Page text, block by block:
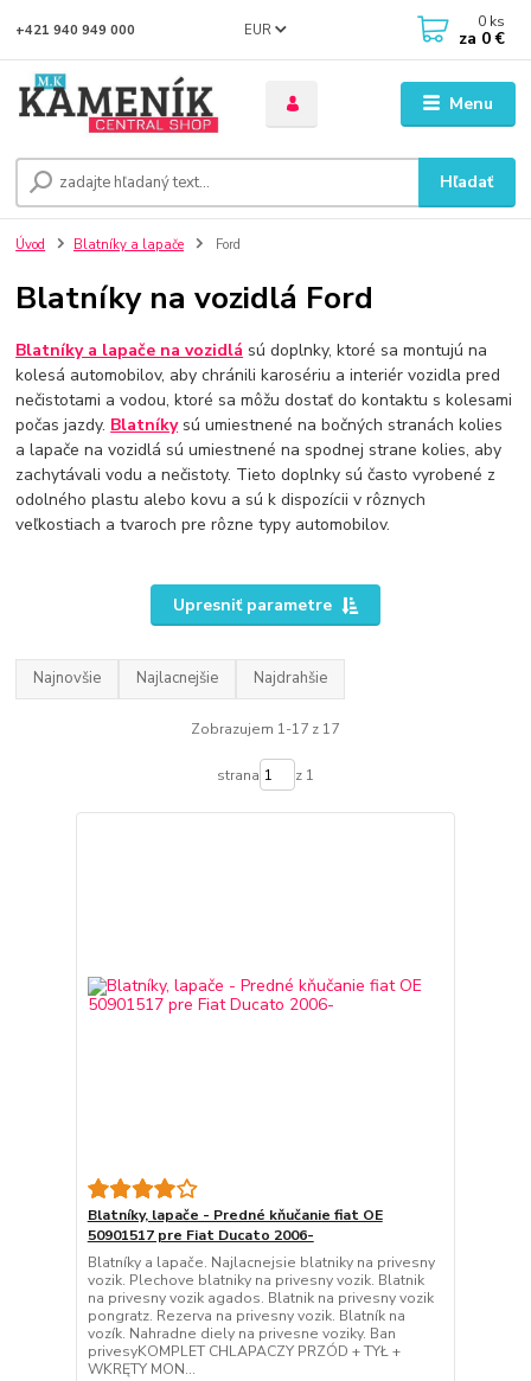
Menu
EUR
Hľadať
+421 940 949 000 0 ks
za 0 €
Úvod Blatníky a lapače Ford
Blatníky na vozidlá Ford
Blatníky a lapače na vozidlá sú doplnky, ktoré sa montujú na
kolesá automobilov, aby chránili karosériu a interiér vozidla pred
nečistotami a vodou, ktoré sa môžu dostať do kontaktu s kolesami
počas jazdy. Blatníkysú umiestnené na bočných stranách kolies
a lapače na vozidlá sú umiestnené na spodnej strane kolies, aby
zachytávali vodu a nečistoty. Tieto doplnky sú často vyrobené z
odolného plastu alebo kovu a sú k dispozícii v rôznych
veľkostiach a tvaroch pre rôzne typy automobilov.
Upresniť parametre
Najnovšie Najlacnejšie Najdrahšie
Zobrazujem 1-17 z 17
strana z 1
Blatníky, lapače - Predné kňučanie fiat OE
50901517 pre Fiat Ducato 2006-
Blatníky a lapače. Najlacnejsie blatniky na privesny
vozik. Plechove blatniky na privesny vozik. Blatnik
na privesny vozik agados. Blatnik na privesny vozik
pongratz. Rezerva na privesny vozik. Blatník na
vozík. Nahradne diely na privesne voziky. Ban
privesyKOMPLET CHLAPACZY PRZÓD + TYŁ +
WKRĘTY MON...